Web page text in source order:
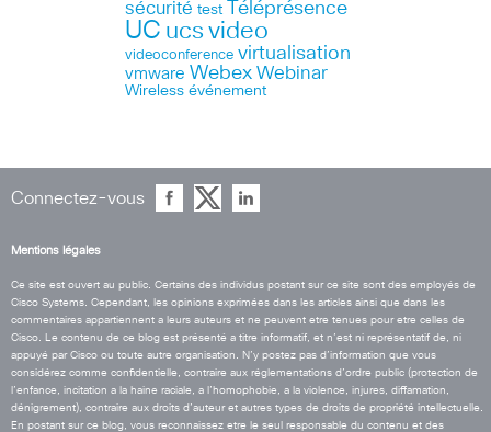
sécurité test Téléprésence
UC ucs video
videoconference virtualisation
vmware Webex Webinar
Wireless événement
Connectez-vous
Mentions légales
Ce site est ouvert au public. Certains des individus postant sur ce site sont des employés de
Cisco Systems. Cependant, les opinions exprimées dans les articles ainsi que dans les
commentaires appartiennent a leurs auteurs et ne peuvent etre tenues pour etre celles de
Cisco. Le contenu de ce blog est présenté a titre informatif, et n’est ni représentatif de, ni
appuyé par Cisco ou toute autre organisation. N’y postez pas d’information que vous
considérez comme confidentielle, contraire aux réglementations d’ordre public (protection de
l’enfance, incitation a la haine raciale, a l’homophobie, a la violence, injures, diffamation,
dénigrement), contraire aux droits d’auteur et autres types de droits de propriété intellectuelle.
En postant sur ce blog, vous reconnaissez etre le seul responsable du contenu et des